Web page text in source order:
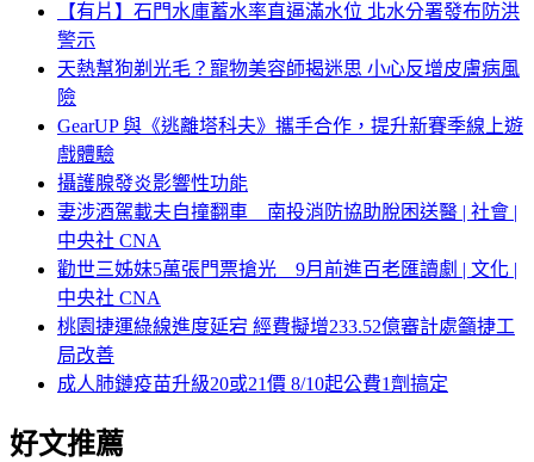
【有片】石門水庫蓄水率直逼滿水位 北水分署發布防洪
警示
天熱幫狗剃光毛？寵物美容師揭迷思 小心反增皮膚病風
險
GearUP 與《逃離塔科夫》攜手合作，提升新賽季線上遊
戲體驗
攝護腺發炎影響性功能
妻涉酒駕載夫自撞翻車 南投消防協助脫困送醫 | 社會 |
中央社 CNA
勸世三姊妹5萬張門票搶光 9月前進百老匯讀劇 | 文化 |
中央社 CNA
桃園捷運綠線進度延宕 經費擬增233.52億審計處籲捷工
局改善
成人肺鏈疫苗升級20或21價 8/10起公費1劑搞定
好文推薦